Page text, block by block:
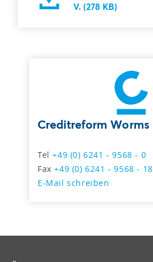
V. (278 KB)
Creditreform Worms
Tel+49 (0) 6241 - 9568 - 0
Fax+49 (0) 6241 - 9568 - 18
E-Mail schreiben